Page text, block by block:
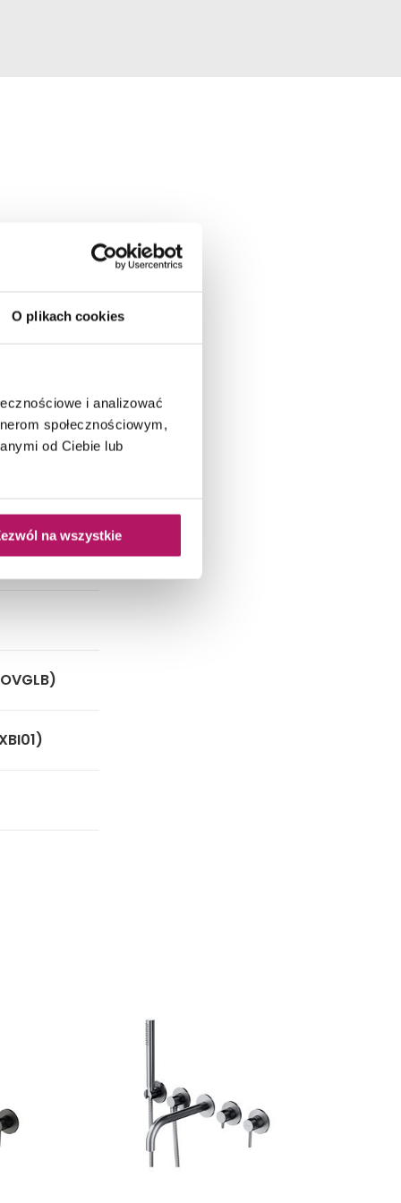
O plikach cookies
i analizować
społecznościowym,
od Ciebie lub
na wszystkie